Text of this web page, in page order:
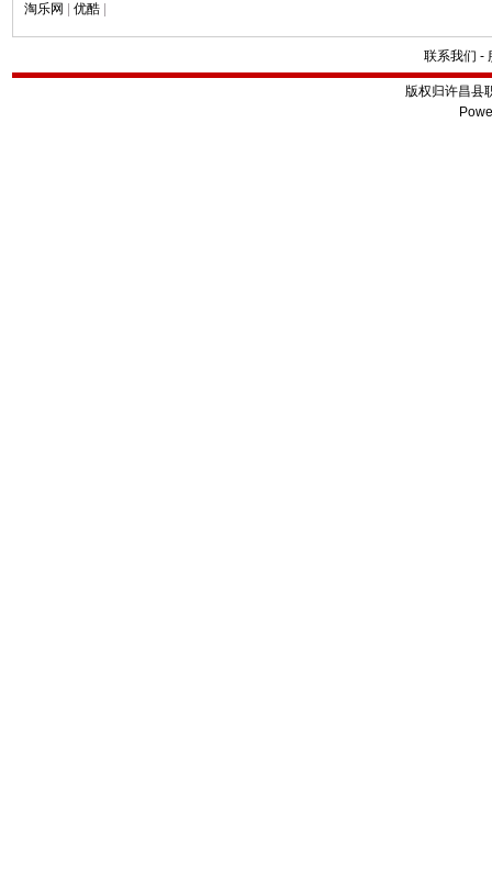
淘乐网 优酷
联系我们 -
版权归许昌县